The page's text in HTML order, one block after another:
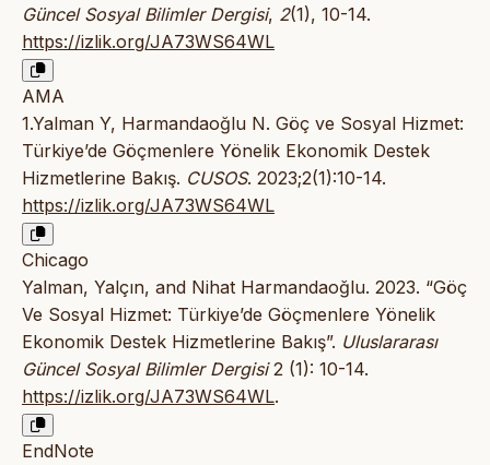
Güncel Sosyal Bilimler Dergisi, 2(1), 10-14.
https://izlik.org/JA73WS64WL
AMA
1.Yalman Y, Harmandaoğlu N. Göç ve Sosyal Hizmet:
Türkiye’de Göçmenlere Yönelik Ekonomik Destek
Hizmetlerine Bakış. CUSOS. 2023;2(1):10-14.
https://izlik.org/JA73WS64WL
Chicago
Yalman, Yalçın, and Nihat Harmandaoğlu. 2023. “Göç
Ve Sosyal Hizmet: Türkiye’de Göçmenlere Yönelik
Ekonomik Destek Hizmetlerine Bakış”. Uluslararası
Güncel Sosyal Bilimler Dergisi2 (1): 10-14.
https://izlik.org/JA73WS64WL.
EndNote